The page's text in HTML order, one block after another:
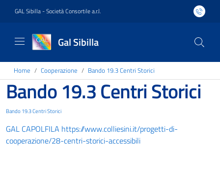
GAL Sibilla - Società Consortile a.r.l.
Gal Sibilla
Home Cooperazione Bando 19.3 Centri Storici
Bando 19.3 Centri Storici
Bando 19.3 Centri Storici
GAL CAPOLFILA https://www.colliesini.it/progetti-di-
cooperazione/28-centri-storici-accessibili